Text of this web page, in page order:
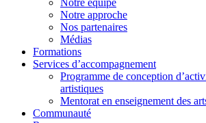
Notre équipe
Notre approche
Nos partenaires
Médias
Formations
Services d’accompagnement
Programme de conception
artistiques
Mentorat en enseignement des
Communauté